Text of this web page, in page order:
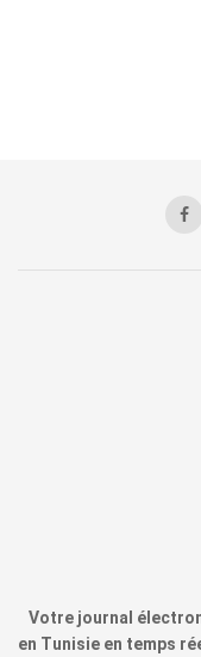
Votre journal
en Tunisie en temps